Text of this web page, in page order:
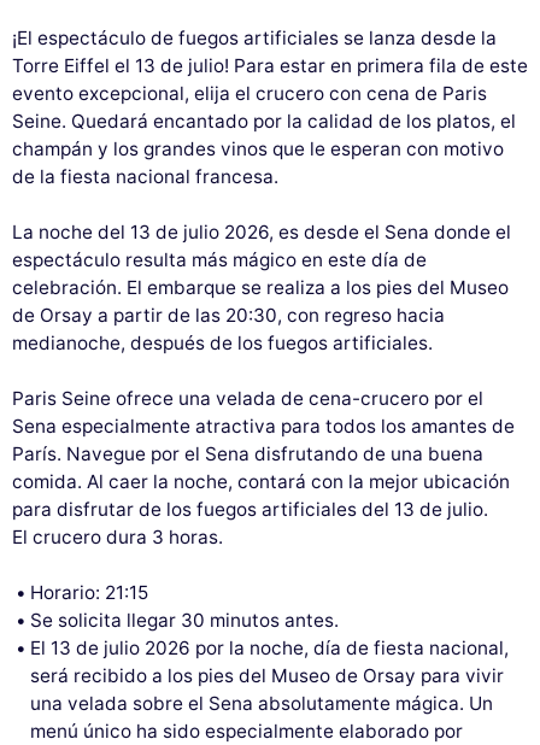
¡El espectáculo de fuegos artificiales se lanza desde la
Torre Eiffel el 13 de julio! Para estar en primera fila de este
evento excepcional, elija el crucero con cena de Paris
Seine. Quedará encantado por la calidad de los platos, el
champán y los grandes vinos que le esperan con motivo
de la fiesta nacional francesa.
La noche del 13 de julio 2026, es desde el Sena donde el
espectáculo resulta más mágico en este día de
celebración. El embarque se realiza a los pies del Museo
de Orsay a partir de las 20:30, con regreso hacia
medianoche, después de los fuegos artificiales.
Paris Seine ofrece una velada de cena-crucero por el
Sena especialmente atractiva para todos los amantes de
París. Navegue por el Sena disfrutando de una buena
comida. Al caer la noche, contará con la mejor ubicación
para disfrutar de los fuegos artificiales del 13 de julio.
El crucero dura 3 horas.
Horario: 21:15
Se solicita llegar 30 minutos antes.
El 13 de julio 2026 por la noche, día de fiesta nacional,
será recibido a los pies del Museo de Orsay para vivir
una velada sobre el Sena absolutamente mágica. Un
menú único ha sido especialmente elaborado por